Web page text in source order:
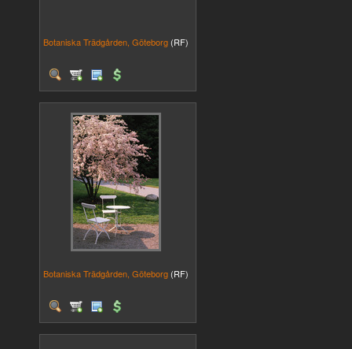
Botaniska Trädgården, Göteborg (RF)
Botaniska Trädgården, Göteborg (RF)